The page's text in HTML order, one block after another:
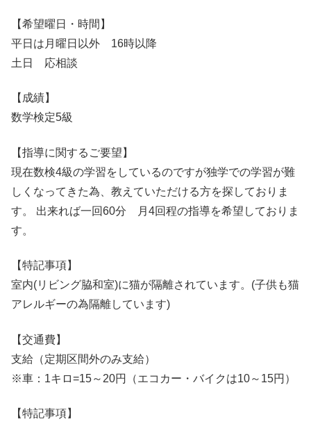
【希望曜日・時間】
平日は月曜日以外 16時以降
土日 応相談
【成績】
数学検定5級
【指導に関するご要望】
現在数検4級の学習をしているのですが独学での学習が難
しくなってきた為、教えていただける方を探しておりま
す。 出来れば一回60分 月4回程の指導を希望しておりま
す。
【特記事項】
室内(リビング脇和室)に猫が隔離されています。(子供も猫
アレルギーの為隔離しています)
【交通費】
支給（定期区間外のみ支給）
※車：1キロ=15～20円（エコカー・バイクは10～15円）
【特記事項】